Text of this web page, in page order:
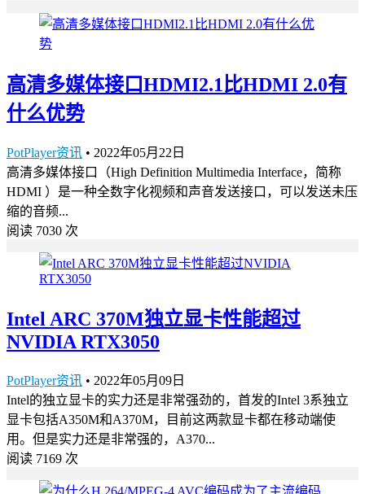
高清多媒体接口HDMI2.1比HDMI 2.0有
什么优势
PotPlayer资讯 • 2022年05月22日
高清多媒体接口（High Definition Multimedia Interface，简称
HDMI ）是一种全数字化视频和声音发送接口，可以发送未压
缩的音频...
阅读 7030 次
Intel ARC 370M独立显卡性能超过
NVIDIA RTX3050
PotPlayer资讯 • 2022年05月09日
Intel的独立显卡的实力还是非常强劲的，首发的Intel 3系独立
显卡包括A350M和A370M，目前这两款显卡都在移动端使
用。但是实力还是非常强的，A370...
阅读 7169 次